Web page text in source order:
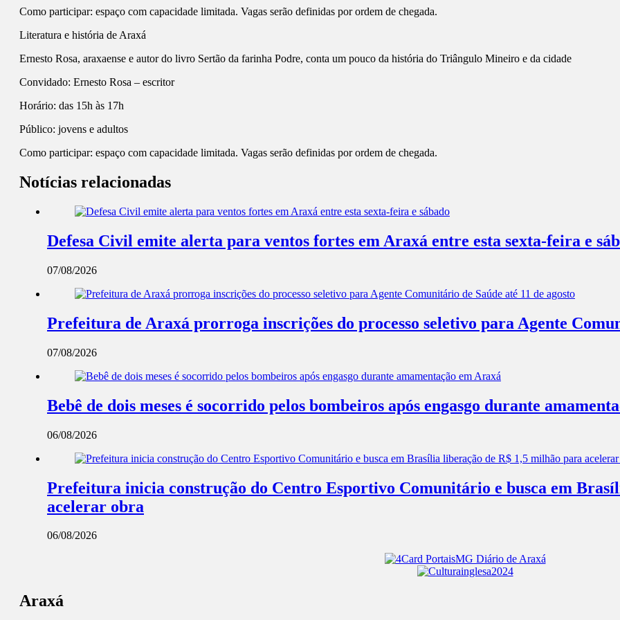
Como participar: espaço com capacidade limitada. Vagas serão definidas por ordem de chegada.
Literatura e história de Araxá
Ernesto Rosa, araxaense e autor do livro Sertão da farinha Podre, conta um pouco da história do Triângulo Mineiro e da cidade
Convidado: Ernesto Rosa – escritor
Horário: das 15h às 17h
Público: jovens e adultos
Como participar: espaço com capacidade limitada. Vagas serão definidas por ordem de chegada.
Notícias relacionadas
Defesa Civil emite alerta para ventos fortes em Araxá entre esta sexta-feira e
07/08/2026
Prefeitura de Araxá prorroga inscrições do processo seletivo para Agente
07/08/2026
Bebê de dois meses é socorrido pelos bombeiros após engasgo durante
06/08/2026
Prefeitura inicia construção do Centro Esportivo Comunitário e busca em
acelerar obra
06/08/2026
Araxá